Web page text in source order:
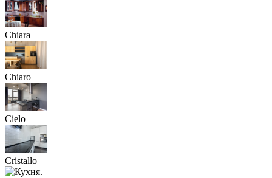
Chiara
Chiaro
Cielo
Cristallo